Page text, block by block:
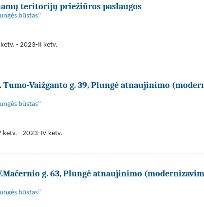
teritorijų priežiūros paslaugos
būstas"
- 2023-II ketv.
Tumo-Vaižganto g. 39, Plungė atnaujinimo
būstas"
ketv. - 2023-IV ketv.
g. 63, Plungė atnaujinimo
būstas"